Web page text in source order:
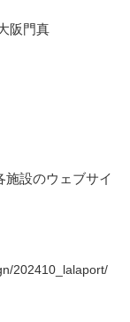
阪門真
設のウェブサイ
202410_lalaport/